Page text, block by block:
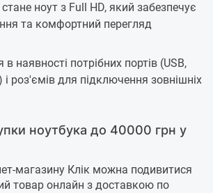
ноут з Full HD, який забезпечує
та комфортний перегляд
в наявності потрібних портів (USB,
і роз'ємів для підключення зовнішніх
ноутбука до 40000 грн у
магазину Клік можна подивитися
товар онлайн з доставкою по